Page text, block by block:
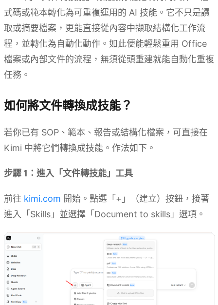
式碼或範本轉化為可重複運用的 AI 技能。它不只是讀
取或摘要檔案，更能直接從內容中擷取結構化工作流
程，並轉化為自動化動作。如此便能輕鬆重用 Office
檔案或內部文件的流程，無須從頭重建就能自動化重複
任務。
如何將文件轉換成技能？
若你已有 SOP、範本、報告或結構化檔案，可直接在
Kimi 中將它們轉換成技能。作法如下。
步驟 1：進入「文件轉技能」工具
前往 kimi.com 開始。點選「+」（建立）按鈕，接著
進入「Skills」並選擇「Document to skills」選項。